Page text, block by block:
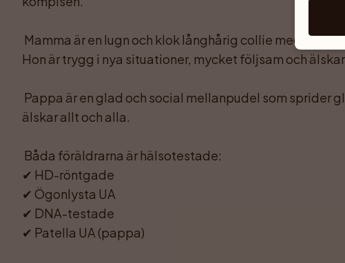
Hon är trygg i nya situationer, mycket följsam och
älskar allt och alla.
✔ HD-röntgade
✔ Ögonlysta UA
✔ DNA-testade
✔ Patella UA (pappa)